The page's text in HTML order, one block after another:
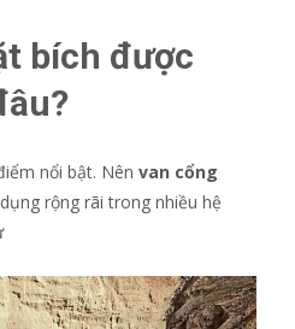
bích được
nổi bật. Nên van cổng
rộng rãi trong nhiều hệ